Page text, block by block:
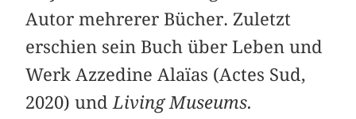
Autor mehrerer Bücher. Zuletzt
erschien sein Buch über Leben und
Werk Azzedine Alaïas (Actes Sud,
2020) und Living Museums.